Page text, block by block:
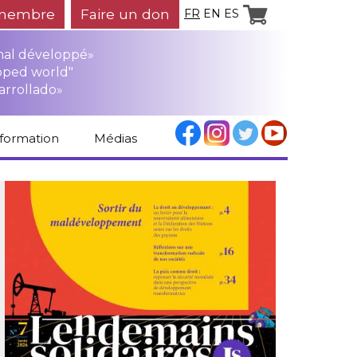
Faire un don FR EN ES
développé»
world"
Médias
Revue de presse